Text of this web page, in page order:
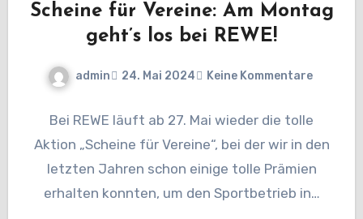
Scheine für Vereine: Am Montag
geht’s los bei REWE!
admin 24. Mai 2024 Keine Kommentare
Bei REWE läuft ab 27. Mai wieder die tolle
Aktion „Scheine für Vereine“, bei der wir in den
letzten Jahren schon einige tolle Prämien
erhalten konnten, um den Sportbetrieb in…